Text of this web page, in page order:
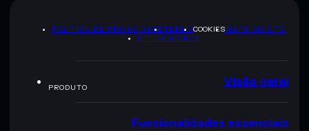
POLÍTICA DE PRIVACIDADETERMSCOOKIESMAPA DO SITE
KIT DA MARCA
PRODUTO Visão geral
Funcionalidades essenciais